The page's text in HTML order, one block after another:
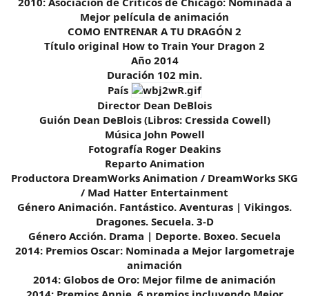
Mejor película de animación
COMO ENTRENAR A TU DRAGÓN 2
Título original How to Train Your Dragon 2
Año 2014
Duración 102 min.
País
Director Dean DeBlois
Guión Dean DeBlois (Libros: Cressida Cowell)
Música John Powell
Fotografía Roger Deakins
Reparto Animation
Productora DreamWorks Animation / DreamWorks SKG
/ Mad Hatter Entertainment
Género Animación. Fantástico. Aventuras | Vikingos.
Dragones. Secuela. 3-D
Género Acción. Drama | Deporte. Boxeo. Secuela
2014: Premios Oscar: Nominada a Mejor largometraje
animación
2014: Globos de Oro: Mejor filme de animación